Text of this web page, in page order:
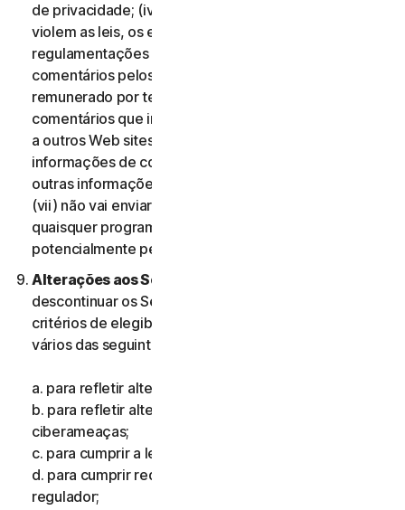
de privacidade; (iv) não vai enviar comentários que
violem as leis, os estatutos, os decretos ou as
regulamentações aplicáveis; (v) não vai enviar
comentários pelos quais tenha sido compensado ou
remunerado por terceiros; (vi) não vai enviar
comentários que incluam informações que se refiram
a outros Web sites, endereços, endereços de e-mail,
informações de contacto, números de telefone ou
outras informações pessoais de qualquer pessoa; e
(vii) não vai enviar comentários que contenham
quaisquer programas ou ficheiros informáticos
potencialmente perigosos.
Alterações aos Serviços.
descontinuar os Serviços ou introduzir ou mudar os
critérios de elegibilidade para os Serviços, por um ou
vários das seguintes motivos:
a. para refletir alterações na tecnologia;
b. para refletir alterações na natureza das
ciberameaças;
c. para cumprir a lei e refletir alterações na lei;
d. para cumprir requisitos impostos por um organismo
regulador;